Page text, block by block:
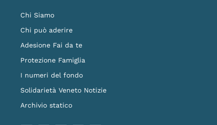
Chi Siamo
Chi può aderire
Adesione Fai da te
Protezione Famiglia
I numeri del fondo
Solidarietà Veneto Notizie
Archivio statico